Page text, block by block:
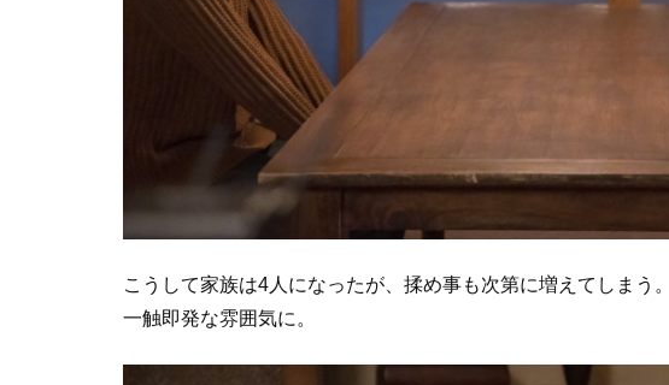
こうして家族は4人になったが、揉め事も次第に増えてしまう
一触即発な雰囲気に。